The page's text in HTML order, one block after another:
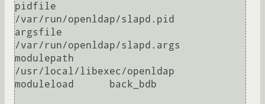
pidfile
/var/run/openldap/slapd.pid
argsfile
/var/run/openldap/slapd.args
modulepath
/usr/local/libexec/openldap
moduleload      back_bdb